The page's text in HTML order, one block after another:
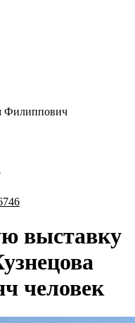
Филиппович
выставку
человек